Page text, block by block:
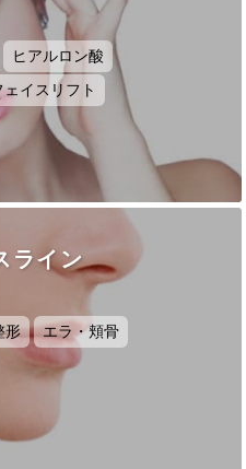
ヒアルロン酸
ェイスリフト
ライン
形 エラ・頬骨